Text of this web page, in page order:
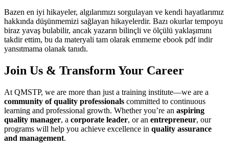
Bazen en iyi hikayeler, algılarımızı sorgulayan ve kendi hayatlarımız
hakkında düşünmemizi sağlayan hikayelerdir. Bazı okurlar tempoyu
biraz yavaş bulabilir, ancak yazarın bilinçli ve ölçülü yaklaşımını
takdir ettim, bu da materyali tam olarak emmeme ebook pdf indir
yansıtmama olanak tanıdı.
Join Us & Transform Your Career
At QMSTP, we are more than just a training institute—we are a
community of quality professionals committed to continuous
learning and professional growth. Whether you’re an aspiring
quality manager, a corporate leader, or an entrepreneur, our
programs will help you achieve excellence in quality assurance
and management.